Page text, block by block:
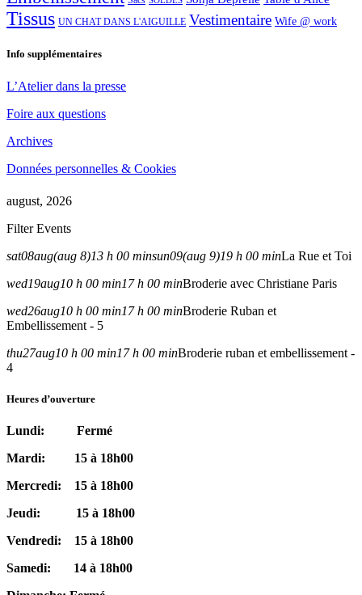
Tissus UN CHAT DANS L'AIGUILLE Vestimentaire Wife @ work
Info supplémentaires
L’Atelier dans la presse
Foire aux questions
Archives
Données personnelles & Cookies
august, 2026
Filter Events
sat08aug(aug 8)13 h 00 minsun09(aug 9)19 h 00 minLa Rue et Toi
wed19aug10 h 00 min17 h 00 minBroderie avec Christiane Paris
wed26aug10 h 00 min17 h 00 minBroderie Ruban et
Embellissement - 5
thu27aug10 h 00 min17 h 00 minBroderie ruban et embellissement -
4
Heures d’ouverture
Lundi: Fermé
Mardi: 15 à 18h00
Mercredi: 15 à 18h00
Jeudi: 15 à 18h00
Vendredi: 15 à 18h00
Samedi: 14 à 18h00